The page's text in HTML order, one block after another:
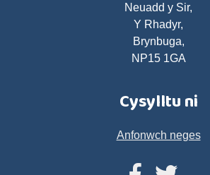
Neuadd y Sir,
Y Rhadyr,
Brynbuga,
NP15 1GA
Cysylltu ni
Anfonwch neges